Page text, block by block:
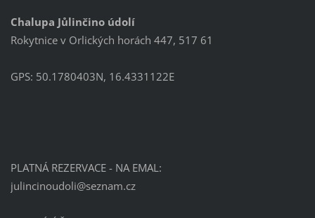
Chalupa Jůlinčino údolí
Rokytnice v Orlických horách 447, 517 61
GPS: 50.1780403N, 16.4331122E
PLATNÁ REZERVACE - NA EMAL:
julincinoudoli@seznam.cz